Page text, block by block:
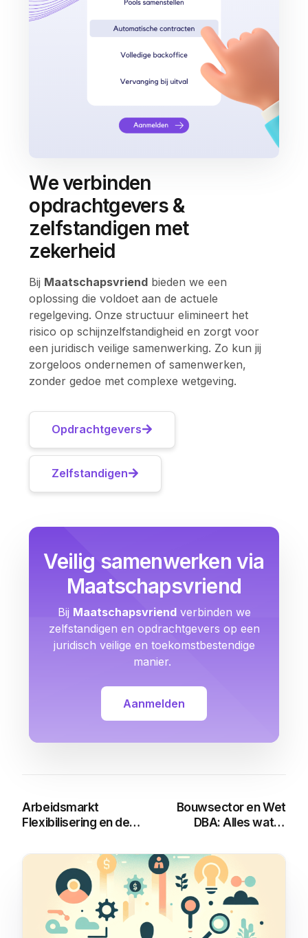
We verbinden
opdrachtgevers &
zelfstandigen met
zekerheid
Bij Maatschapsvriend bieden we een
oplossing die voldoet aan de actuele
regelgeving. Onze structuur elimineert het
risico op schijnzelfstandigheid en zorgt voor
een juridisch veilige samenwerking. Zo kun jij
zorgeloos ondernemen of samenwerken,
zonder gedoe met complexe wetgeving.
Opdrachtgevers
Zelfstandigen
Veilig samenwerken via
Maatschapsvriend
Bij Maatschapsvriendverbinden we
zelfstandigen en opdrachtgevers op een
juridisch veilige en toekomstbestendige
manier.
Aanmelden
Arbeidsmarkt
Flexibilisering en de
moet weten
Bouwsector en Wet
DBA: Alles wat je
You may also like